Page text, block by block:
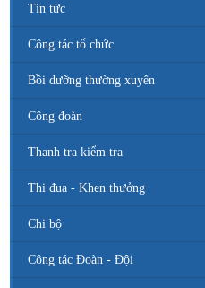
Tin tức
Công tác tổ chức
Bồi dưỡng thường xuyên
Công đoàn
Thanh tra kiểm tra
Thi đua - Khen thưởng
Chi bộ
Công tác Đoàn - Đội